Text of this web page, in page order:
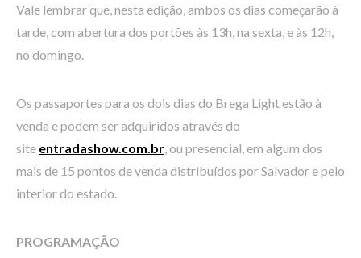
Vale lembrar que, nesta edição, ambos os dias começarão à
tarde, com abertura dos portões às 13h, na sexta, e às 12h,
no domingo.
Os passaportes para os dois dias do Brega Light estão à
venda e podem ser adquiridos através do
site entradashow.com.br , ou presencial, em algum dos
mais de 15 pontos de venda distribuídos por Salvador e pelo
interior do estado.
PROGRAMAÇÃO